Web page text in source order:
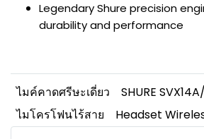
Legendary Shure precision
durability and performance
ไมค์คาดศรีษะเดี่ยว
SHURE
ไมโครโฟนไร้สาย
Headset